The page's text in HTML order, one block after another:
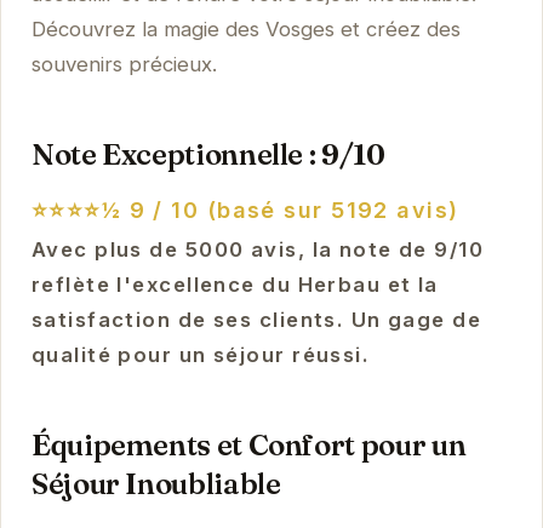
Découvrez la magie des Vosges et créez des
souvenirs précieux.
Note Exceptionnelle : 9/10
⭐⭐⭐⭐½ 9 / 10 (basé sur 5192 avis)
Avec plus de 5000 avis, la note de 9/10
reflète l'excellence du Herbau et la
satisfaction de ses clients. Un gage de
qualité pour un séjour réussi.
Équipements et Confort pour un
Séjour Inoubliable